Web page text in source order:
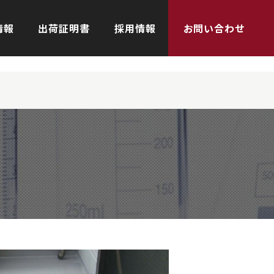
報 出荷証明書 採用情報 お問い合わせ